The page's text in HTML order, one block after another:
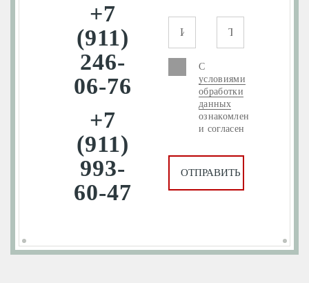
+7
(911)
246-
06-76
+7
(911)
993-
60-47
С
условиями
обработки
данных
ознакомлен
и согласен